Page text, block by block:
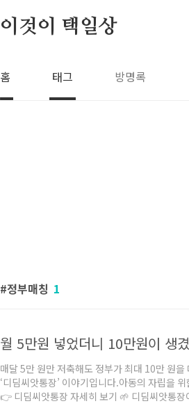
이것이 택일상
홈 태그 방명록
정부매칭 1
월 5만원 넣었더니 10만원이 생
매달 5만 원만 저축해도 정부가 최대 10만 원
‘디딤씨앗통장’ 이야기입니다.아동의 자립을
👉 디딤씨앗통장 자세히 보기 🌱 디딤씨앗통